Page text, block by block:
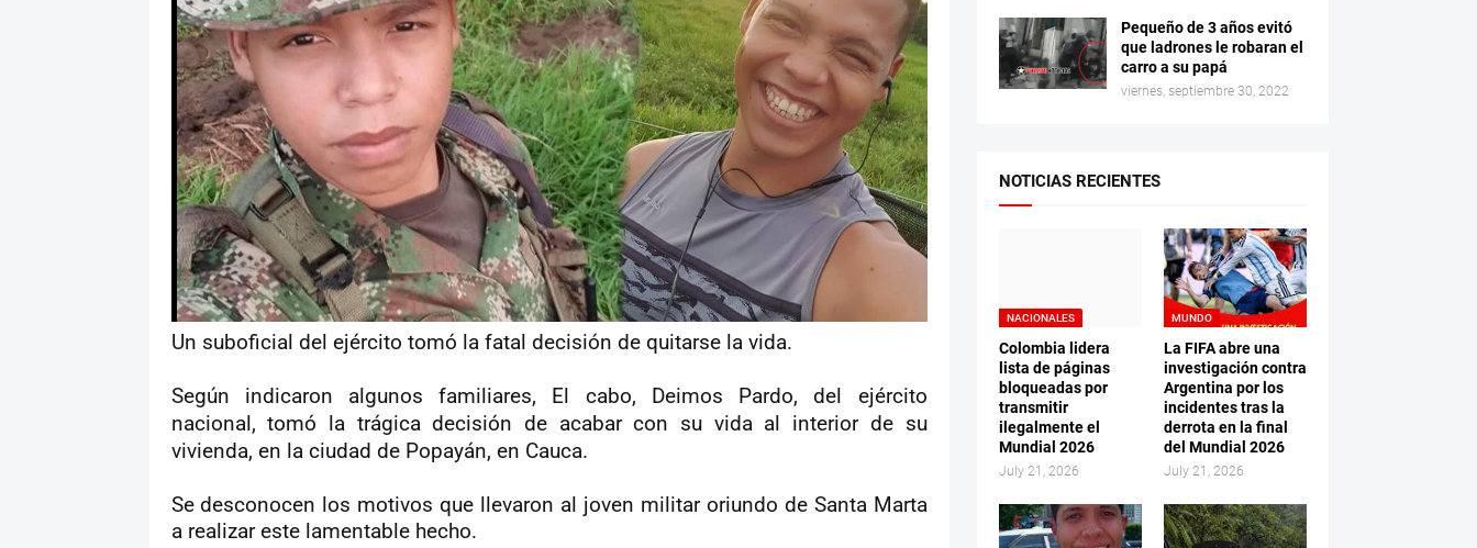
Un suboficial del ejército tomó la fatal decisión de quitarse la vida.
Según indicaron algunos familiares, El cabo, Deimos Pardo, del ejército
nacional,tomó la trágica decisión de acabar con su vida al interior de su
vivienda, en la ciudad de Popayán, en Cauca.
Se desconocen los motivos que llevaron al joven militar oriundo de Santa Marta
a realizar este lamentable hecho.
Pequeño de 3 años evitó
que ladrones le robaran el
carro a su papá
viernes, septiembre 30, 2022
NOTICIAS RECIENTES
NACIONALES
Colombia lidera
lista de páginas
bloqueadas por
transmitir
ilegalmente el
Mundial 2026
July 21, 2026
MUNDO
La FIFA abre una
investigación contra
Argentina por los
incidentes tras la
derrota en la final
del Mundial 2026
July 21, 2026